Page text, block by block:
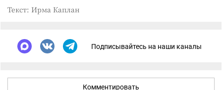
Текст: Ирма Каплан
Подписывайтесь на наши каналы
Комментировать